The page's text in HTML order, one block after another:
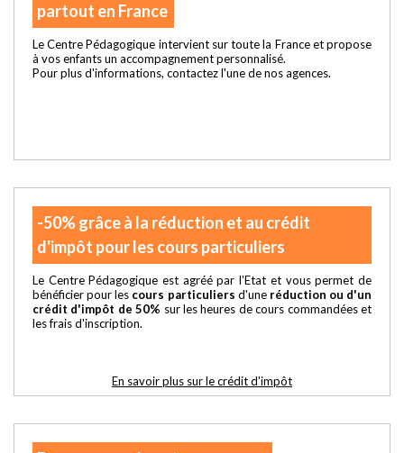
partout en France
Le Centre Pédagogique intervient sur toute la France et propose
à vos enfants un accompagnement personnalisé.
Pour plus d'informations, contactez l'une de nos agences.
-50% grâce à la réduction et au crédit
d'impôt pour les cours particuliers
Le Centre Pédagogique est agréé par l'Etat et vous permet de
bénéficier pour les cours particuliers d'une réduction ou d'un
crédit d'impôt de 50% sur les heures de cours commandées et
les frais d'inscription.
En savoir plus sur le crédit d'impôt